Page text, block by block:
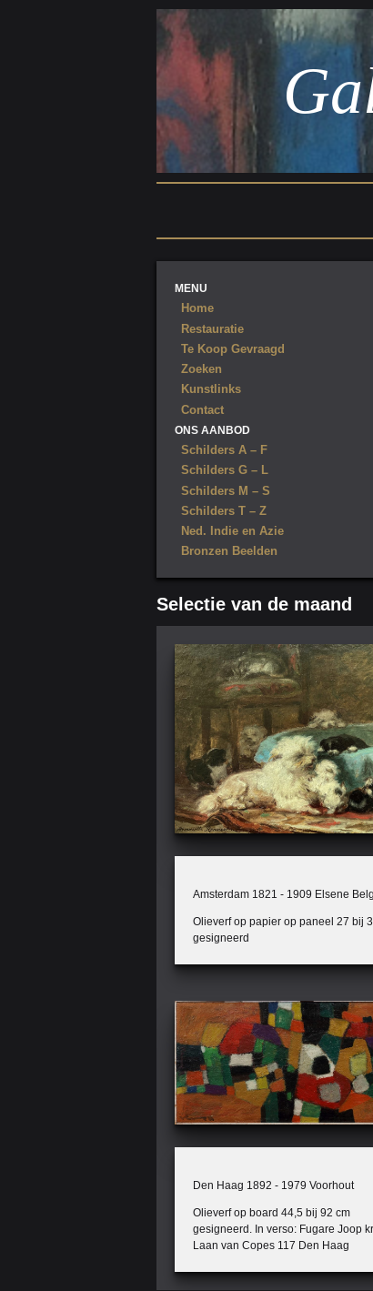
MENU
Home
Restauratie
Te Koop Gevraagd
Zoeken
Kunstlinks
Contact
ONS AANBOD
Schilders A – F
Schilders G – L
Schilders M – S
Schilders T – Z
Ned. Indie en Azie
Bronzen Beelden
Selectie van de maand
Amsterdam 1821 - 1909 Elsene
Olieverf op papier op paneel 27 bij
gesigneerd
Den Haag 1892 - 1979 Voorhout
Olieverf op board 44,5 bij 92 cm
gesigneerd. In verso: Fugare Joop
Laan van Copes 117 Den Haag